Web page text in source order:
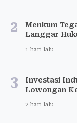
2
Menkum
Langgar
1 hari lalu
3
Investasi
Lowongan
2 hari lalu